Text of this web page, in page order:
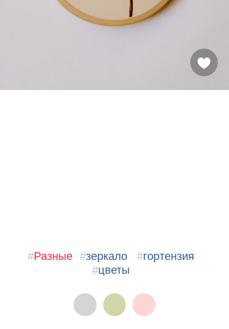
#Разные #зеркало #гортензия
#цветы